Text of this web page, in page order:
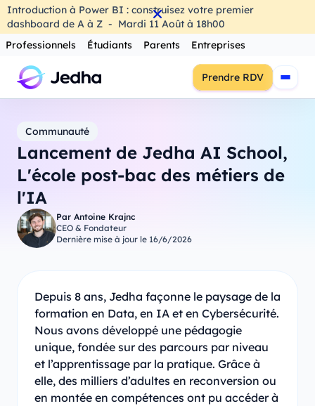
Introduction à Power BI : construisez votre premier
dashboard de A à Z - Mardi 11 Août à 18h00
Professionnels
Étudiants Parents Entreprises
Prendre RDV
Communauté
Lancement de Jedha AI School,
L'école post-bac des métiers de
l'IA
Par Antoine Krajnc
CEO & Fondateur
Dernière mise à jour le 16/6/2026
Depuis 8 ans, Jedha façonne le paysage de la
formation en Data, en IA et en Cybersécurité.
Nous avons développé une pédagogie
unique, fondée sur des parcours par niveau
et l’apprentissage par la pratique. Grâce à
elle, des milliers d’adultes en reconversion ou
en montée en compétences ont pu accéder à